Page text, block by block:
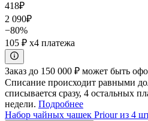
418₽
2 090₽
−80%
105 ₽ x4 платежа
Заказ до 150 000 ₽ может быть
Списание происходит равными
списывается сразу, 4 остальных
недели. Подробнее
Набор чайных чашек Priour из 4